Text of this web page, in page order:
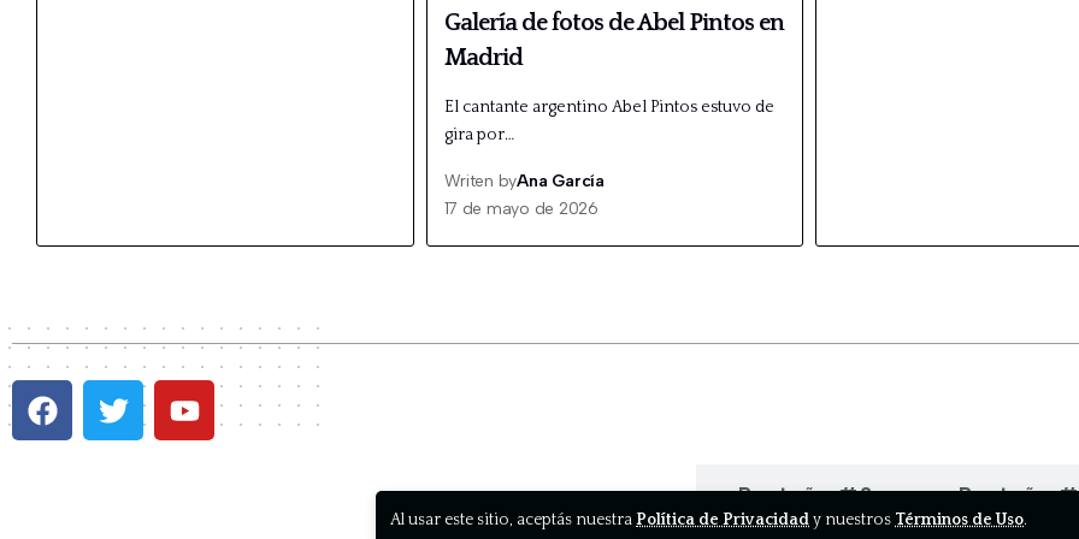
Al usar este sitio, aceptás nuestraPolítica de Privacidady nuestros Términos de Uso.
Galería de fotos de Abel Pintos en
Madrid
El cantante argentino Abel Pintos estuvo de
gira por…
Writen byAna García
17 de mayo de 2026
Pestaña #1 Pestaña #2 Pestaña